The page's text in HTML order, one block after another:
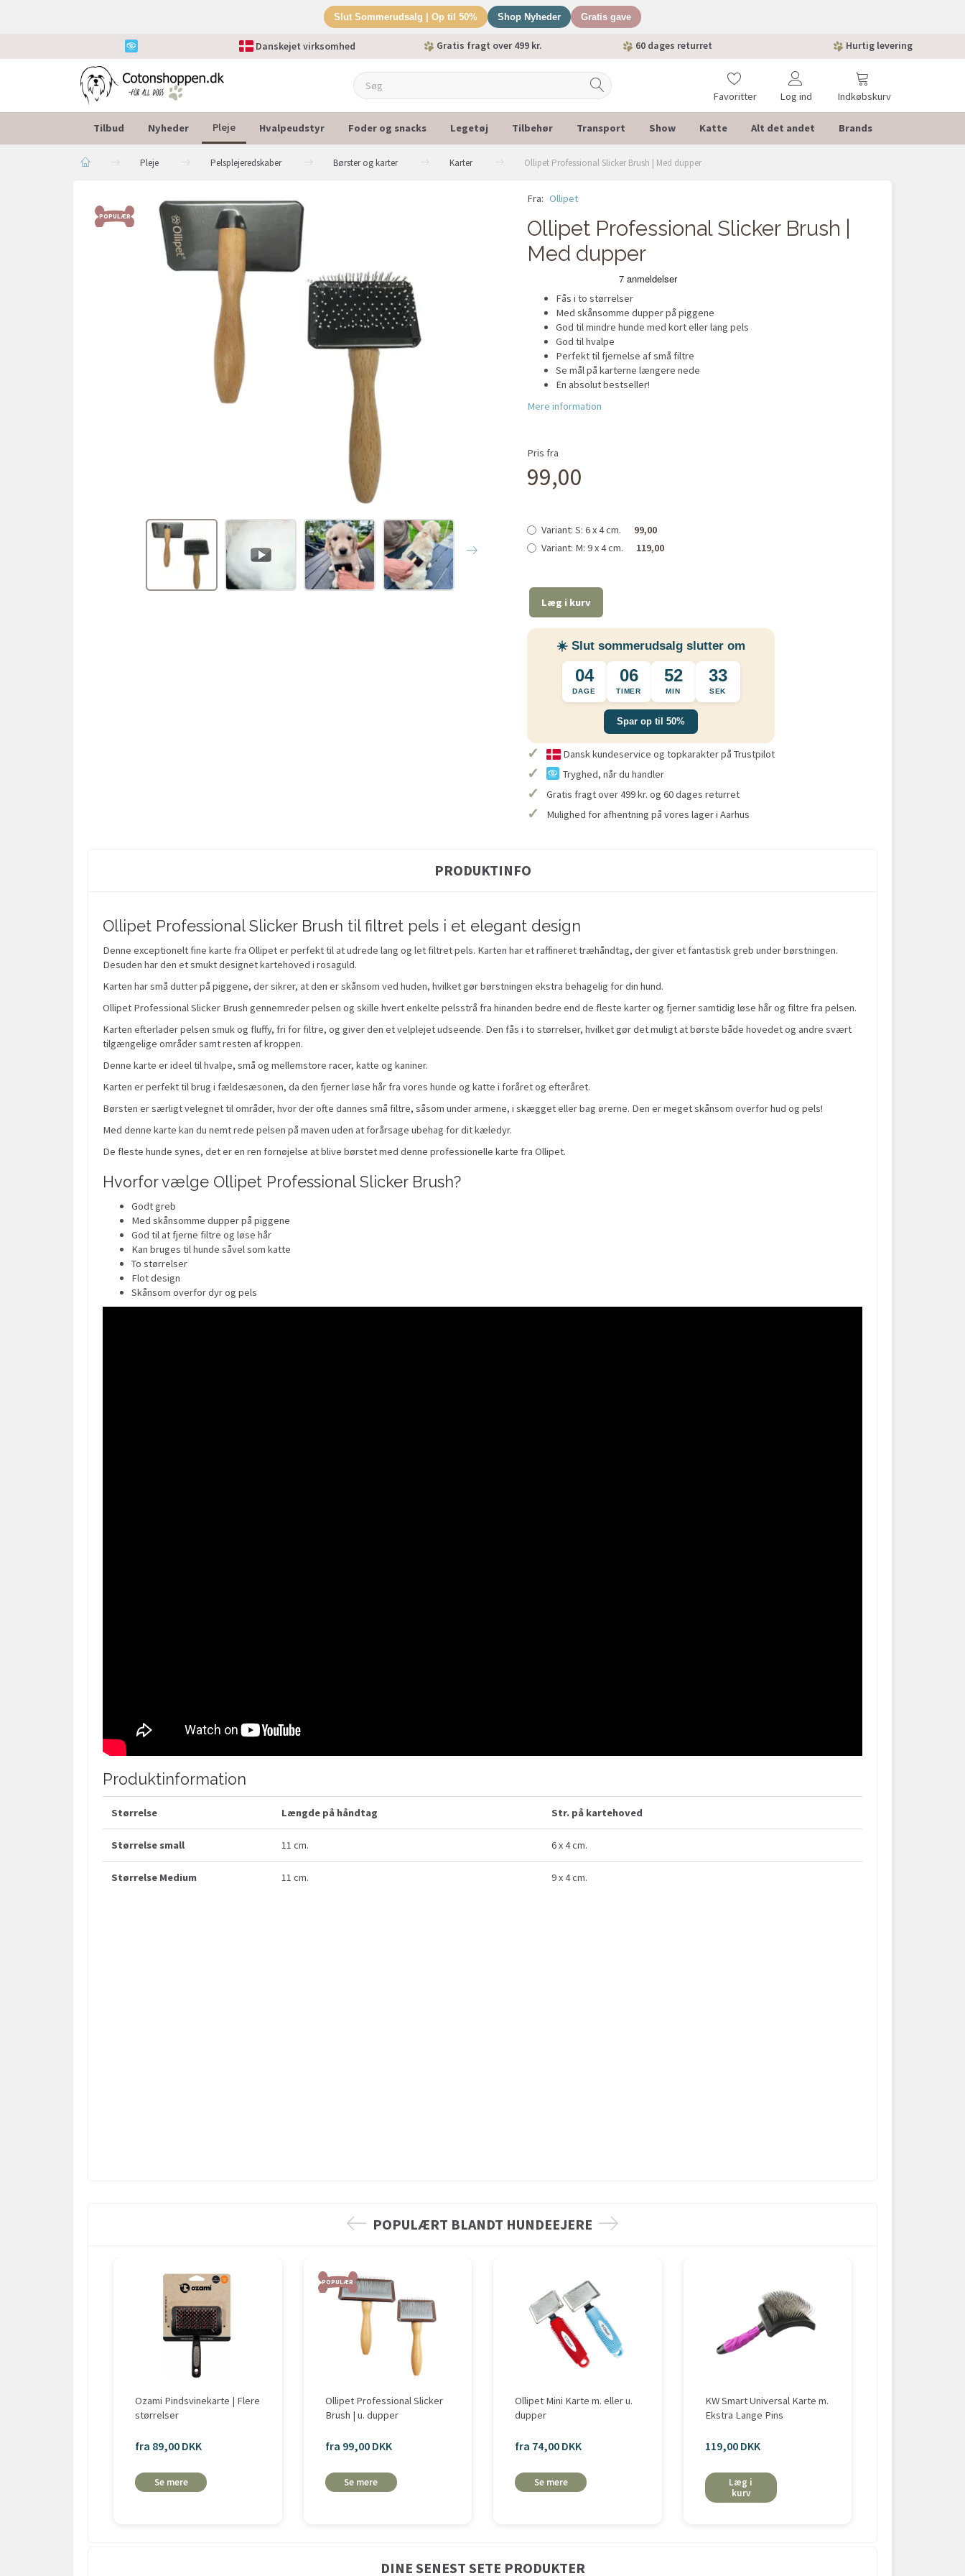
Slut Sommerudsalg | Op til 50% Shop Nyheder Gratis gave
Danskejet virksomhed Gratis fragt over 499 kr. 60 dages returret Hurtig levering
Indkøbskurv
Favoritter Log ind
Tilbud Nyheder Pleje Hvalpeudstyr Foder og snacks Legetøj Tilbehør Transport Show Katte Alt det andet Brands
Pleje Pelsplejeredskaber Børster og karter Karter Ollipet Professional Slicker Brush | Med dupper
POPULÆR
Fra: Ollipet
Ollipet Professional Slicker Brush |
Med dupper
Fås i to størrelser
Med skånsomme dupper på piggene
God til mindre hunde med kort eller lang pels
God til hvalpe
Perfekt til fjernelse af små filtre
Se mål på karterne længere nede
En absolut bestseller!
Mere information
Pris fra
99,00
Variant: S: 6 x 4 cm.
99,00
Variant: M: 9 x 4 cm. 119,00
Læg i kurv
☀️ Slut sommerudsalg slutter om
04
DAGE
06
TIMER
52
MIN
32
SEK
Spar op til 50%
✓ Dansk kundeservice og topkarakter på Trustpilot
✓ Tryghed, når du handler
✓ Gratis fragt over 499 kr. og 60 dages returret
✓ Mulighed for afhentning på vores lager i Aarhus
PRODUKTINFO
Ollipet Professional Slicker Brush til filtret pels i et elegant design
Denne exceptionelt fine karte fra Ollipet er perfekt til at udrede lang og let filtret pels. Karten har et raffineret træhåndtag, der giver et fantastisk greb under børstningen.
Desuden har den et smukt designet kartehoved i rosaguld.
Karten har små dutter på piggene, der sikrer, at den er skånsom ved huden, hvilket gør børstningen ekstra behagelig for din hund.
Ollipet Professional Slicker Brush gennemreder pelsen og skille hvert enkelte pelsstrå fra hinanden bedre end de fleste karter og fjerner samtidig løse hår og filtre fra pelsen.
Karten efterlader pelsen smuk og fluffy, fri for filtre, og giver den et velplejet udseende. Den fås i to størrelser, hvilket gør det muligt at børste både hovedet og andre svært
tilgængelige områder samt resten af kroppen.
Denne karte er ideel til hvalpe, små og mellemstore racer, katte og kaniner.
Karten er perfekt til brug i fældesæsonen, da den fjerner løse hår fra vores hunde og katte i foråret og efteråret.
Børsten er særligt velegnet til områder, hvor der ofte dannes små filtre, såsom under armene, i skægget eller bag ørerne. Den er meget skånsom overfor hud og pels!
Med denne karte kan du nemt rede pelsen på maven uden at forårsage ubehag for dit kæledyr.
De fleste hunde synes, det er en ren fornøjelse at blive børstet med denne professionelle karte fra Ollipet.
Hvorfor vælge Ollipet Professional Slicker Brush?
Godt greb
Med skånsomme dupper på piggene
God til at fjerne filtre og løse hår
Kan bruges til hunde såvel som katte
To størrelser
Flot design
Skånsom overfor dyr og pels
Produktinformation
Størrelse Længde på håndtag Str. på kartehoved
Størrelse small 11 cm. 6 x 4 cm.
Størrelse Medium 11 cm. 9 x 4 cm.
POPULÆRT BLANDT HUNDEEJERE
Ozami Pindsvinekarte | Flere
størrelser
fra 89,00 DKK
Se mere
POPULÆR
Ollipet Professional Slicker
Brush | u. dupper
fra 99,00 DKK
Se mere
Ollipet Mini Karte m. eller u.
dupper
fra 74,00 DKK
Se mere
KW Smart Universal Karte m.
Ekstra Lange Pins
119,00 DKK
Læg i
kurv
DINE SENEST SETE PRODUKTER